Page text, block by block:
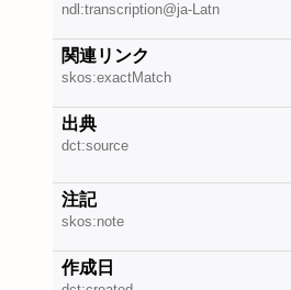
ndl:transcription@ja-Latn
関連リンク
skos:exactMatch
出典
dct:source
注記
skos:note
作成日